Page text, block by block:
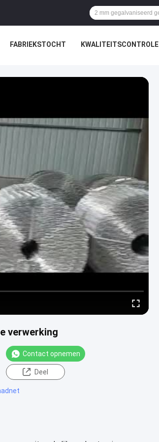
FABRIEKSTOCHT KWALITEITSCONTROLE
verwerking
Contact opnemen
Deel